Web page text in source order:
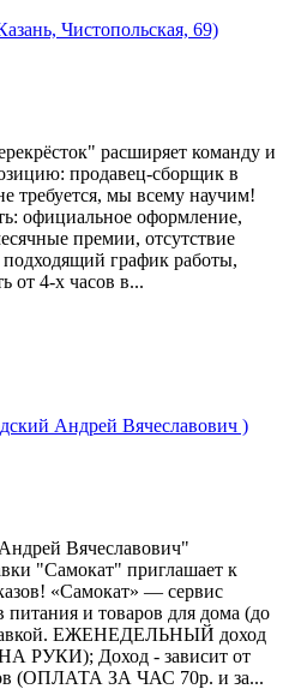
Чистопольская, 69)
расширяет команду и
продавец-сборщик в
требуется, мы всему научим!
официальное оформление,
премии, отсутствие
график работы,
от 4-х часов в...
Андрей Вячеславович )
Вячеславович"
"Самокат" приглашает к
«Самокат» — сервис
питания и товаров для дома (до
ЕЖЕНЕДЕЛЬНЫЙ доход
НА РУКИ); Доход - зависит от
(ОПЛАТА ЗА ЧАС 70р. и за...